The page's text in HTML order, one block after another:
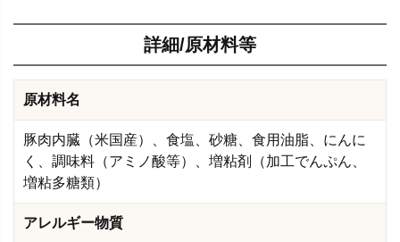
詳細/原材料等
原材料名
豚肉内臓（米国産）、食塩、砂糖、食用油脂、にんに
く、調味料（アミノ酸等）、増粘剤（加工でんぷん、
増粘多糖類）
アレルギー物質